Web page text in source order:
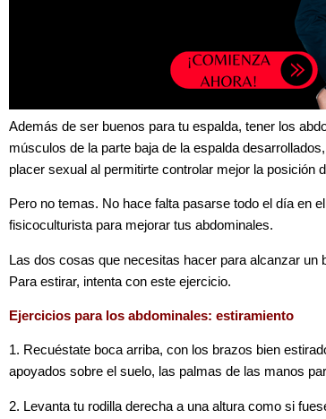
Además de ser buenos para tu espalda, tener los
músculos de la parte baja de la espalda
placer sexual al permitirte controlar mejor la posición
Pero no temas. No hace falta pasarse todo el día en
fisicoculturista para mejorar tus abdominales.
Las dos cosas que necesitas hacer para alcanzar un
Para estirar, intenta con este ejercicio.
Ejercicios para los abdominales: estiramiento
1. Recuéstate boca arriba, con los brazos bien
apoyados sobre el suelo, las palmas de las manos
2. Levanta tu rodilla derecha a una altura como si